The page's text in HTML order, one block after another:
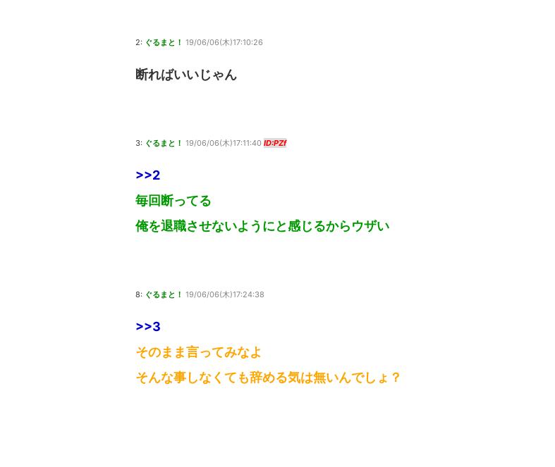
2: ぐるまと！ 19/06/06(木)17:10:26
断ればいいじゃん
3: ぐるまと！ 19/06/06(木)17:11:40 ID:PZf
>>2
毎回断ってる
俺を退職させないようにと感じるからウザい
8: ぐるまと！ 19/06/06(木)17:24:38
>>3
そのまま言ってみなよ
そんな事しなくても辞める気は無いんでしょ？